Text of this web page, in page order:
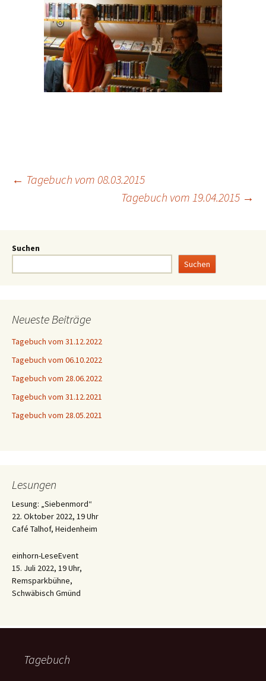
← Tagebuch vom 08.03.2015
Tagebuch vom 19.04.2015 →
Suchen
Suchen
Neueste Beiträge
Tagebuch vom 31.12.2022
Tagebuch vom 06.10.2022
Tagebuch vom 28.06.2022
Tagebuch vom 31.12.2021
Tagebuch vom 28.05.2021
Lesungen
Lesung: „Siebenmord“
22. Oktober 2022, 19 Uhr
Café Talhof, Heidenheim
einhorn-LeseEvent
15. Juli 2022, 19 Uhr,
Remsparkbühne,
Schwäbisch Gmünd
Tagebuch